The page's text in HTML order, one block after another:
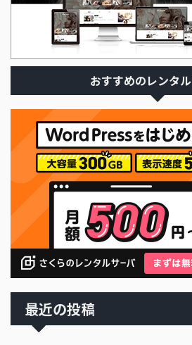
おすすめのレンタ
最近の投稿